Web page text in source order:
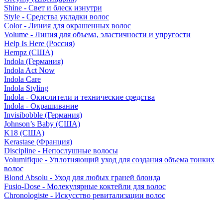
Shine - Свет и блеск изнутри
Style - Средства укладки волос
Color - Линия для окрашенных волос
Volume - Линия для объема, эластичности и упругости
Help Is Here (Россия)
Hempz (США)
Indola (Германия)
Indola Act Now
Indola Care
Indola Styling
Indola - Окислители и технические средства
Indola - Окрашивание
Invisibobble (Германия)
Johnson’s Baby (США)
K18 (США)
Kerastase (Франция)
Discipline - Непослушные волосы
Volumifique - Уплотняющий уход для создания объема тонких
волос
Blond Absolu - Уход для любых граней блонда
Fusio-Dose - Молекулярные коктейли для волос
Chronologiste - Искусство ревитализации волос